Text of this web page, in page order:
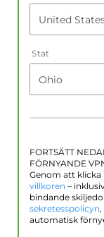
Stat
FORTSÄTT
FÖRNYANDE
Genom att klicka
villkoren –
bindande
sekretesspolicyn,
automatisk